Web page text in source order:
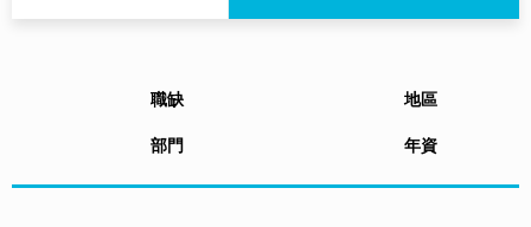
職缺 地區
部門 年資